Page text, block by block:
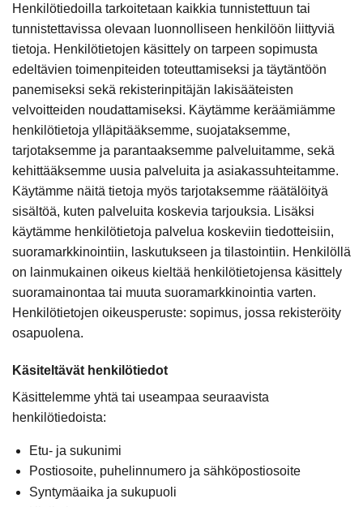
Henkilötiedoilla tarkoitetaan kaikkia tunnistettuun tai
tunnistettavissa olevaan luonnolliseen henkilöön liittyviä
tietoja. Henkilötietojen käsittely on tarpeen sopimusta
edeltävien toimenpiteiden toteuttamiseksi ja täytäntöön
panemiseksi sekä rekisterinpitäjän lakisääteisten
velvoitteiden noudattamiseksi. Käytämme keräämiämme
henkilötietoja ylläpitääksemme, suojataksemme,
tarjotaksemme ja parantaaksemme palveluitamme, sekä
kehittääksemme uusia palveluita ja asiakassuhteitamme.
Käytämme näitä tietoja myös tarjotaksemme räätälöityä
sisältöä, kuten palveluita koskevia tarjouksia. Lisäksi
käytämme henkilötietoja palvelua koskeviin tiedotteisiin,
suoramarkkinointiin, laskutukseen ja tilastointiin. Henkilöllä
on lainmukainen oikeus kieltää henkilötietojensa käsittely
suoramainontaa tai muuta suoramarkkinointia varten.
Henkilötietojen oikeusperuste: sopimus, jossa rekisteröity
osapuolena.
Käsiteltävät henkilötiedot
Käsittelemme yhtä tai useampaa seuraavista
henkilötiedoista:
Etu- ja sukunimi
Postiosoite, puhelinnumero ja sähköpostiosoite
Syntymäaika ja sukupuoli